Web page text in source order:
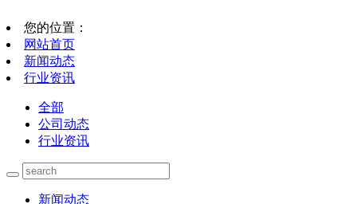
您的位置：
网站首页
新闻动态
行业资讯
全部
公司动态
行业资讯
新闻动态